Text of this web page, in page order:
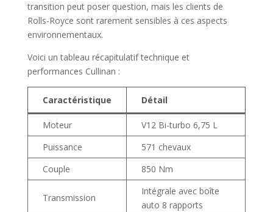
transition peut poser question, mais les clients de
Rolls-Royce sont rarement sensibles à ces aspects
environnementaux.
Voici un tableau récapitulatif technique et
performances Cullinan :
Caractéristique Détail
Moteur
V12 Bi-turbo 6,75 L
Puissance
571 chevaux
Couple
850 Nm
Transmission
Intégrale avec boîte
auto 8 rapports